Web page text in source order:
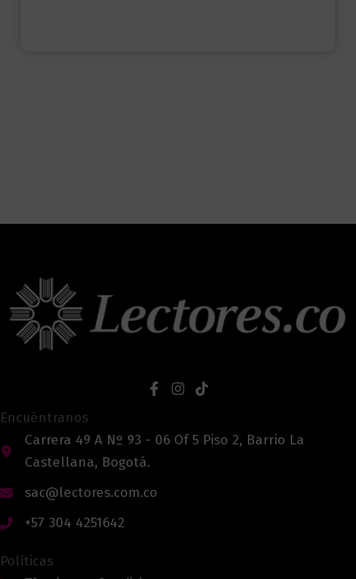
Encuéntranos
Carrera 49 A Nº 93 - 06 Of 5 Piso 2, Barrio La
Castellana, Bogotá.
sac@lectores.com.co
+57 304 4251642
Políticas